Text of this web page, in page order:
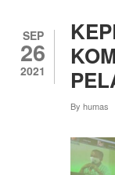
SEP
26
2021
By humas